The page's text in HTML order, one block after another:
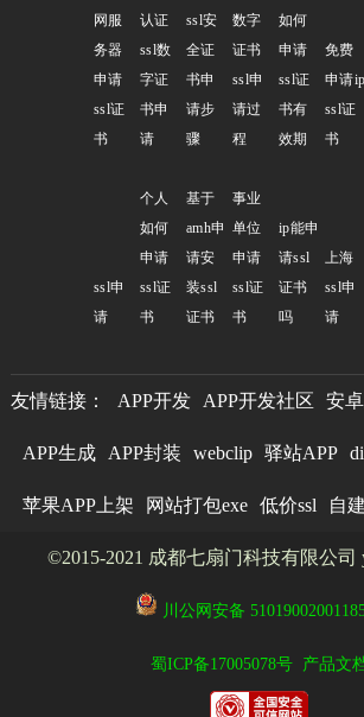
网服
务器
申请
ssl证
书
认证
ssl数
字证
书申
请
ssl安
全证
书申
请步
骤
数字
证书
ssl申
请过
程
如何
申请
ssl证
书有
效期
免费
申请ip
ssl证
书
ssl申
请
个人
如何
申请
ssl证
书
基于
amh申
请安
装ssl
证书
事业
单位
申请
ssl证
书
ip能申
请ssl
证书
吗
上海
ssl申
请
友情链接： APP开发 APP开发社区 安
APP生成 APP封装 webclip 驿站APP
苹果APP上架 网站打包exe 低价ssl 自
©2015-2021 成都七扇门科技有限公司
川公网安备
蜀ICP备17005078号 产品文